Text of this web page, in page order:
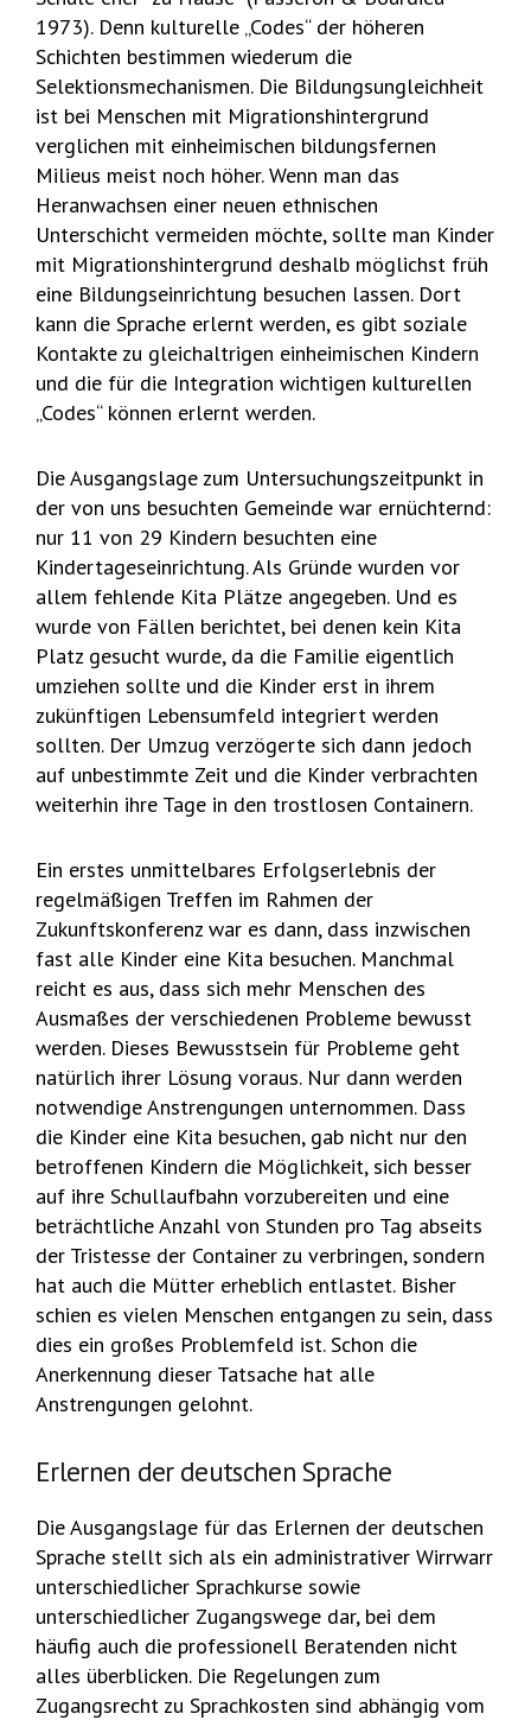
1973). Denn kulturelle „Codes“ der höheren
Schichten bestimmen wiederum die
Selektionsmechanismen. Die Bildungsungleichheit
ist bei Menschen mit Migrationshintergrund
verglichen mit einheimischen bildungsfernen
Milieus meist noch höher. Wenn man das
Heranwachsen einer neuen ethnischen
Unterschicht vermeiden möchte, sollte man Kinder
mit Migrationshintergrund deshalb möglichst früh
eine Bildungseinrichtung besuchen lassen. Dort
kann die Sprache erlernt werden, es gibt soziale
Kontakte zu gleichaltrigen einheimischen Kindern
und die für die Integration wichtigen kulturellen
„Codes“ können erlernt werden.
Die Ausgangslage zum Untersuchungszeitpunkt in
der von uns besuchten Gemeinde war ernüchternd:
nur 11 von 29 Kindern besuchten eine
Kindertageseinrichtung. Als Gründe wurden vor
allem fehlende Kita Plätze angegeben. Und es
wurde von Fällen berichtet, bei denen kein Kita
Platz gesucht wurde, da die Familie eigentlich
umziehen sollte und die Kinder erst in ihrem
zukünftigen Lebensumfeld integriert werden
sollten. Der Umzug verzögerte sich dann jedoch
auf unbestimmte Zeit und die Kinder verbrachten
weiterhin ihre Tage in den trostlosen Containern.
Ein erstes unmittelbares Erfolgserlebnis der
regelmäßigen Treffen im Rahmen der
Zukunftskonferenz war es dann, dass inzwischen
fast alle Kinder eine Kita besuchen. Manchmal
reicht es aus, dass sich mehr Menschen des
Ausmaßes der verschiedenen Probleme bewusst
werden. Dieses Bewusstsein für Probleme geht
natürlich ihrer Lösung voraus. Nur dann werden
notwendige Anstrengungen unternommen. Dass
die Kinder eine Kita besuchen, gab nicht nur den
betroffenen Kindern die Möglichkeit, sich besser
auf ihre Schullaufbahn vorzubereiten und eine
beträchtliche Anzahl von Stunden pro Tag abseits
der Tristesse der Container zu verbringen, sondern
hat auch die Mütter erheblich entlastet. Bisher
schien es vielen Menschen entgangen zu sein, dass
dies ein großes Problemfeld ist. Schon die
Anerkennung dieser Tatsache hat alle
Anstrengungen gelohnt.
Erlernen der deutschen Sprache
Die Ausgangslage für das Erlernen der deutschen
Sprache stellt sich als ein administrativer Wirrwarr
unterschiedlicher Sprachkurse sowie
unterschiedlicher Zugangswege dar, bei dem
häufig auch die professionell Beratenden nicht
alles überblicken. Die Regelungen zum
Zugangsrecht zu Sprachkosten sind abhängig vom